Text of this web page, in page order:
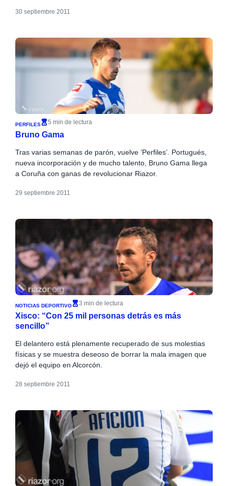
30 septiembre 2011
PERFILES 5 min de lectura
Bruno Gama
Tras varias semanas de parón, vuelve ‘Perfiles’. Portugués,
nueva incorporación y de mucho talento, Bruno Gama llega
a Coruña con ganas de revolucionar Riazor.
29 septiembre 2011
NOTICIAS DEPORTIVO 3 min de lectura
Xisco: “Con 25 mil personas detrás es más
sencillo”
El delantero está plenamente recuperado de sus molestias
físicas y se muestra deseoso de borrar la mala imagen que
dejó el equipo en Alcorcón.
28 septiembre 2011